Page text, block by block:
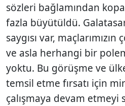
sözleri bağlamından
fazla büyütüldü.
saygısı var,
ve asla herhangi bir
yoktu. Bu görüşme ve
temsil etme fırsatı için
çalışmaya devam etmeyi